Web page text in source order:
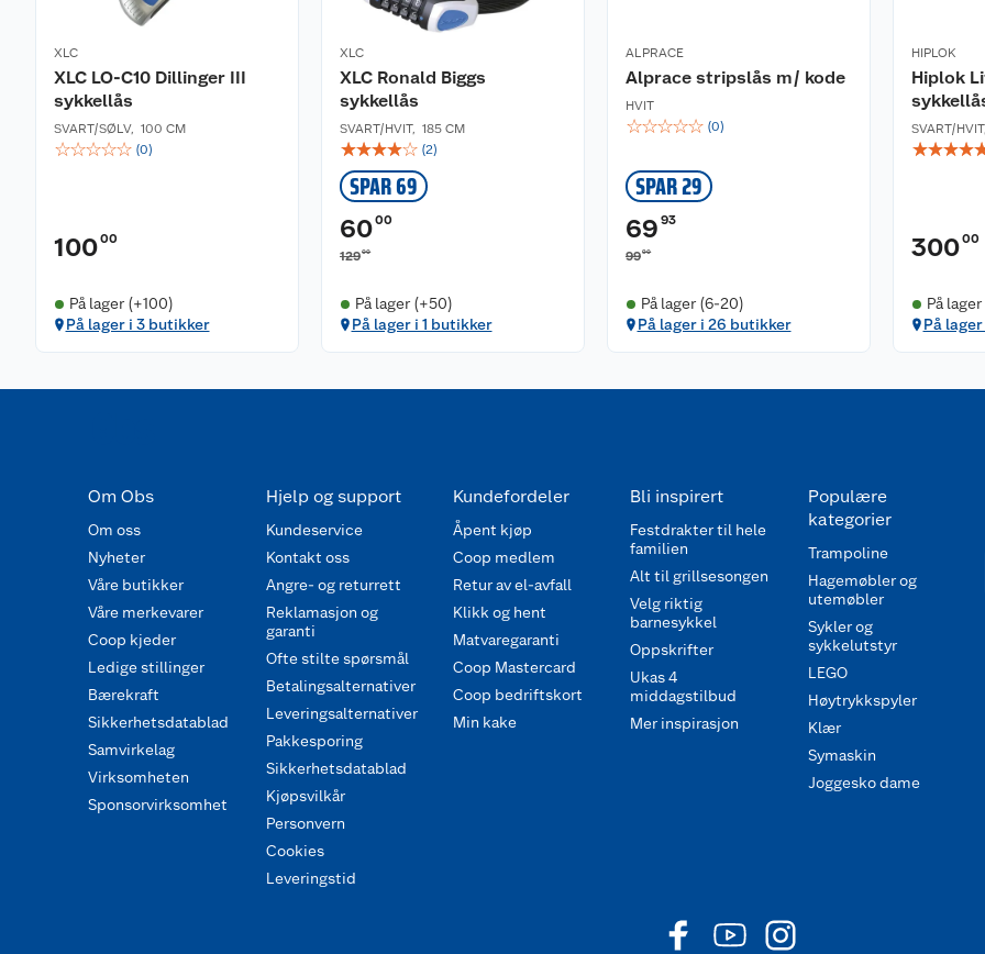
XLC
XLC LO-C10 Dillinger III
sykkellås
SVART/SØLV, 100 CM
☆☆☆☆☆ (0)
10000
På lager (+100)
På lager i 3 butikker
XLC
XLC Ronald Biggs
sykkellås
SVART/HVIT, 185 CM
☆☆☆☆☆ (2)
SPAR 69
6000
12900
På lager (+50)
På lager i 1 butikker
ALPRACE
Alprace stripslås m/ kode
HVIT
☆☆☆☆☆ (0)
SPAR 29
69 93
9990
På lager (6-20)
På lager i 26 butikker
HIPLOK
Hiplok
SVART/HVIT,
☆☆☆☆
30000
På
På
Om Obs
Om oss
Nyheter
Våre butikker
Våre merkevarer
Coop kjeder
Ledige stillinger
Bærekraft
Sikkerhetsdatablad
Samvirkelag
Virksomheten
Sponsorvirksomhet
Hjelp og support
Kundeservice
Kontakt oss
Angre- og returrett
Reklamasjon og
garanti
Ofte stilte spørsmål
Betalingsalternativer
Leveringsalternativer
Pakkesporing
Sikkerhetsdatablad
Kjøpsvilkår
Personvern
Cookies
Leveringstid
Kundefordeler
Åpent kjøp
Coop medlem
Retur av el-avfall
Klikk og hent
Matvaregaranti
Coop Mastercard
Coop bedriftskort
Min kake
Bli inspirert
Festdrakter til hele
familien
Alt til grillsesongen
Velg riktig
barnesykkel
Oppskrifter
Ukas 4
middagstilbud
Mer inspirasjon
Populære
kategorier
Trampoline
Hagemøbler og
utemøbler
Sykler og
sykkelutstyr
LEGO
Høytrykkspyler
Klær
Symaskin
Joggesko dame